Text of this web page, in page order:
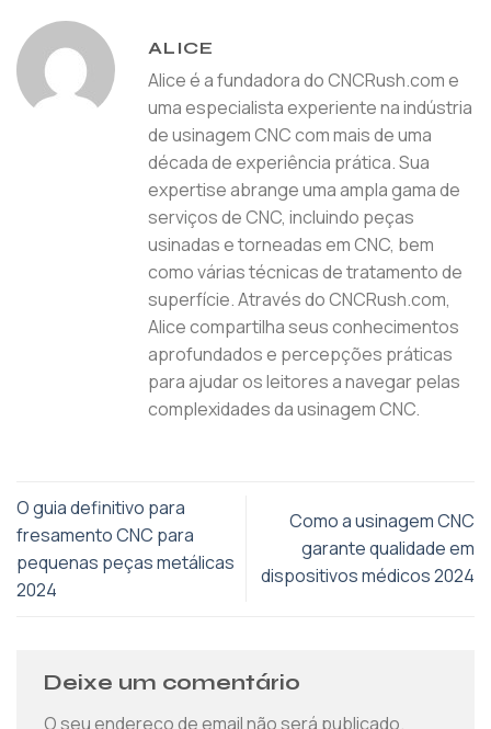
ALICE
Alice é a fundadora do CNCRush.com e
uma especialista experiente na indústria
de usinagem CNC com mais de uma
década de experiência prática. Sua
expertise abrange uma ampla gama de
serviços de CNC, incluindo peças
usinadas e torneadas em CNC, bem
como várias técnicas de tratamento de
superfície. Através do CNCRush.com,
Alice compartilha seus conhecimentos
aprofundados e percepções práticas
para ajudar os leitores a navegar pelas
complexidades da usinagem CNC.
O guia definitivo para
fresamento CNC para
pequenas peças metálicas
2024
Como a usinagem CNC
garante qualidade em
dispositivos médicos 2024
Deixe um comentário
O seu endereço de email não será publicado.